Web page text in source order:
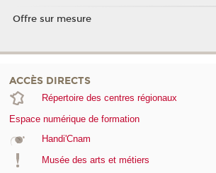
Offre sur mesure
ACCÈS DIRECTS
Répertoire des centres régionaux
Espace numérique de formation
Handi'Cnam
Musée des arts et métiers